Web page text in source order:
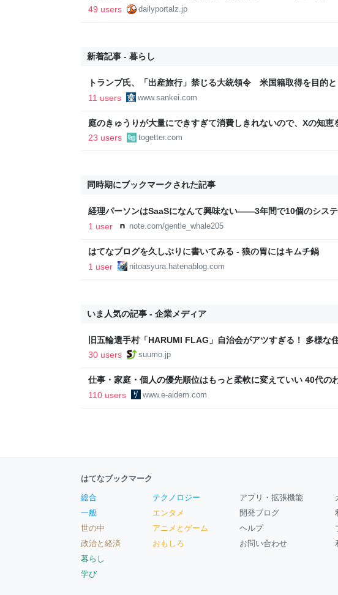
49 users
dailyportalz.jp
新着記事 - 暮らし
トランプ氏、「出産旅行」禁じる大統領令 米国籍取得を目的
の渡米を問題視
11 users www.sankei.com
庭のきゅうりが大量にできすぎて消費しきれないので、Xの知恵
「きゅうりレシピ」をたくさん集めることにした
23 users togetter.com
同時期にブックマークされた記事
経理パーソンはSaaSになんて興味ない——3年間で10個のシス
経理部長が見た、SaaS営業の本質｜高橋 本塁打（たかはし ほん
1 user note.com/gentle_whale205
はてなブログを久しぶりに書いてみる - 狼の胃にはキムチ鍋
1 user
nitoasyura.hatenablog.com
いま人気の記事 - 企業メディア
旧五輪選手村「HARUMI FLAG」自治会がアツすぎる！ 多様な
ルで挑む、盆踊り2万人集客や交通改善など“街の価値向上”戦略
30 users suumo.jp
仕事・家庭・個人の優先順位はもっと柔軟に変えていい 40代の
後の自分に伝えたいこと - りっすん by イーアイデム
110 users www.e-aidem.com
はてなブックマーク
総合
一般
世の中
政治と経済
暮らし
学び
テクノロジー
エンタメ
アニメとゲーム
おもしろ
アプリ・拡張機能
開発ブログ
ヘルプ
お問い合わせ